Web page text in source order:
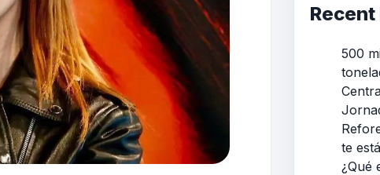
500
te
¿Qué